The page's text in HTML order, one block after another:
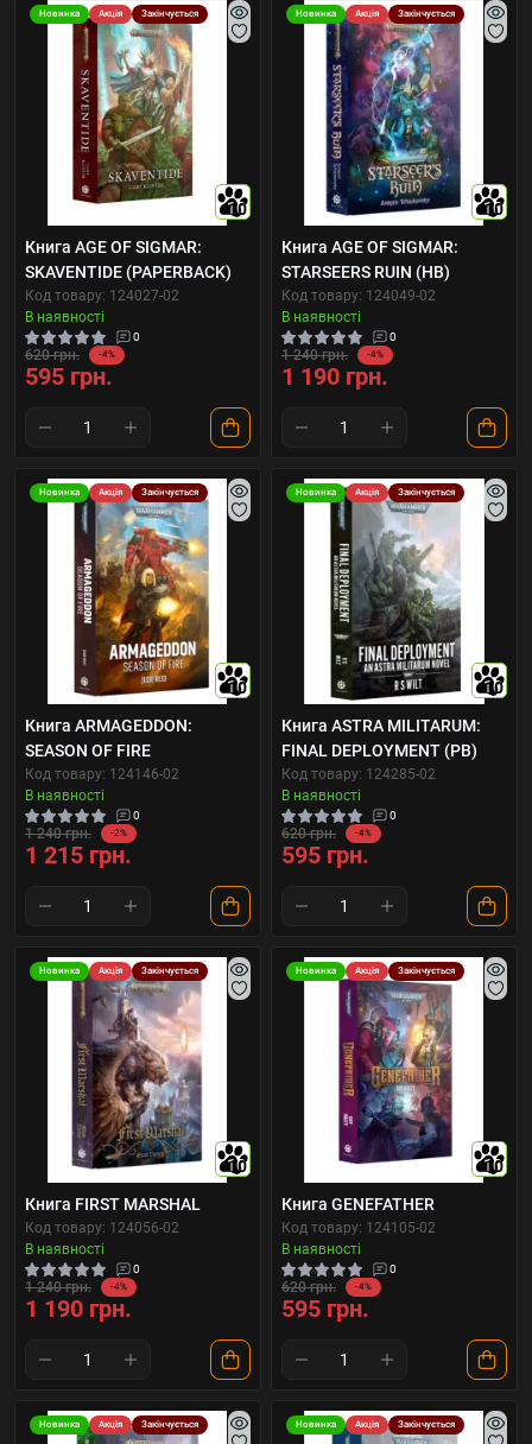
Новинка Акція Закінчується
10
Книга AGE OF SIGMAR:
SKAVENTIDE (PAPERBACK)
Код товару: 124027-02
В наявності
0
620 грн. -4%
595 грн.
Новинка Акція Закінчується
10
Книга AGE OF SIGMAR:
STARSEERS RUIN (HB)
Код товару: 124049-02
В наявності
0
1 240 грн. -4%
1 190 грн.
Новинка Акція Закінчується
10
Книга ARMAGEDDON:
SEASON OF FIRE
Код товару: 124146-02
В наявності
0
1 240 грн. -2%
1 215 грн.
Новинка Акція Закінчується
10
Книга ASTRA MILITARUM:
FINAL DEPLOYMENT (PB)
Код товару: 124285-02
В наявності
0
620 грн. -4%
595 грн.
Новинка Акція Закінчується
10
Книга FIRST MARSHAL
Код товару: 124056-02
В наявності
0
1 240 грн. -4%
1 190 грн.
Новинка Акція Закінчується
10
Книга GENEFATHER
Код товару: 124105-02
В наявності
0
620 грн. -4%
595 грн.
Новинка Акція Закінчується Новинка Акція Закінчується